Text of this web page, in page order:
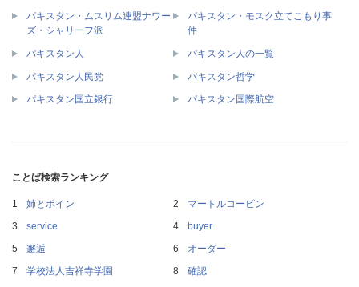
パキスタン・ムスリム連盟ナワー
ズ・シャリーフ派
パキスタン・モスク立てこもり事
件
パキスタン人 パキスタン人の一覧
パキスタン人民党 パキスタン哲学
パキスタン国立銀行 パキスタン国際航空
ことば検索ランキング
姉とボイン
マートルコービン
service
buyer
邂逅
オーダー
学校法人吉祥寺学園
確認